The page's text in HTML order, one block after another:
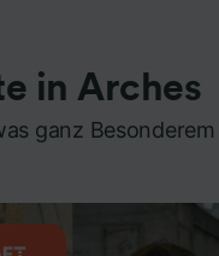
in Arches
ganz Besonderem